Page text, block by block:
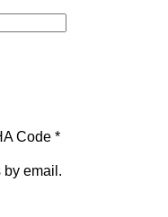
Code *
by email.